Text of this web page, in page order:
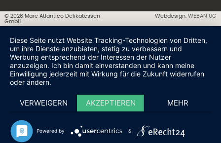
© 2026Mare Atlantico Delikatessen
GmbH
Webdesign:WEBAN UG
Diese Seite nutzt Website Tracking-Technologien von Dritten,
um ihre Dienste anzubieten, stetig zu verbessern und
Werbung entsprechend der Interessen der Nutzer
anzuzeigen. Ich bin damit einverstanden und kann meine
Einwilligung jederzeit mit Wirkung für die Zukunft widerrufen
oder ändern.
VERWEIGERN AKZEPTIEREN MEHR
Powered by &